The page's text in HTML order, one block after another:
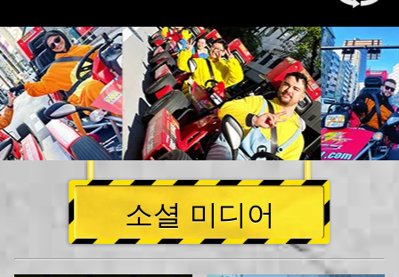
소셜 미디어